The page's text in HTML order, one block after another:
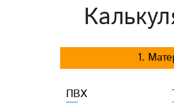
1.
ПВХ